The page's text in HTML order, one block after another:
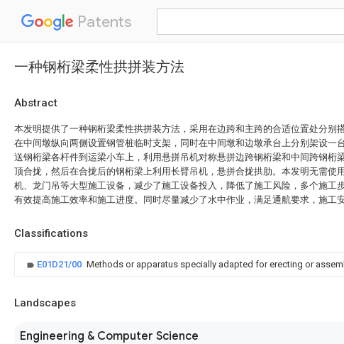
Patents
一种钢桁梁柔性拱拼装方法
Abstract
本发明提供了一种钢桁梁柔性拱拼装方法，采用在边跨和主跨的合适位置处分别
在中间墩纵向两侧设置钢管桩临时支架，同时在中间墩和边墩承台上分别架设一
送钢桁梁各杆件到运梁小车上，利用悬拼吊机对称悬拼边跨钢桁梁和中间跨钢桁
顶合拢，然后在合拢后的钢桁梁上利用长臂吊机，悬拼合拢拱肋。本发明无需使
机、龙门吊等大型施工设备，减少了施工设备投入，降低了施工风险，多个施工
有效提高施工效率和施工进度。同时尽量减少了水中作业，满足通航要求，施工
Classifications
E01D21/00 Methods or apparatus specially adapted for erecting or
Landscapes
Engineering & Computer Science